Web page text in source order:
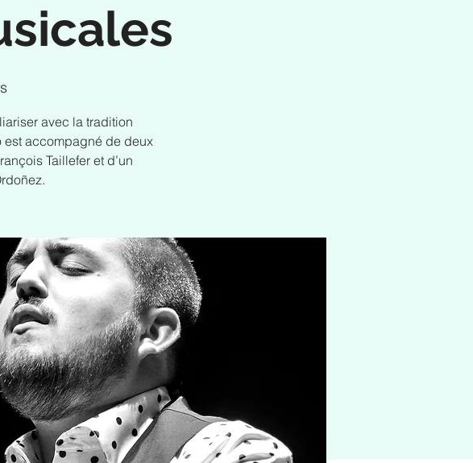
avec la tradition
est accompagné de deux
Taillefer et d’un